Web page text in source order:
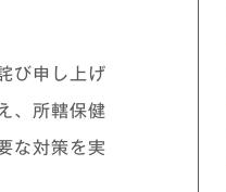
び申し上げ
、所轄保健
な対策を実